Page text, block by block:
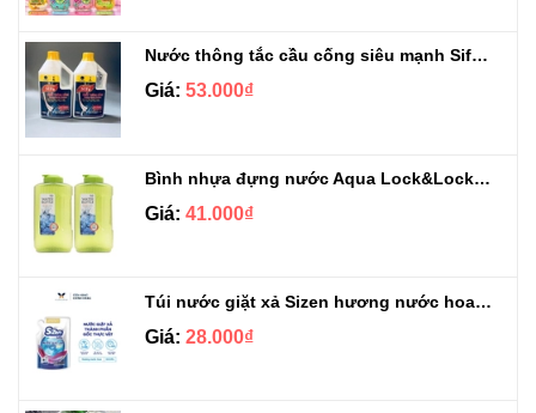
Nước thông tắc cầu cống siêu mạnh Sifa 1.4kg
Giá: 53.000₫
Bình nhựa đựng nước Aqua Lock&Lock 2.1L
Giá: 41.000₫
Túi nước giặt xả Sizen hương nước hoa 500 ml
Giá: 28.000₫